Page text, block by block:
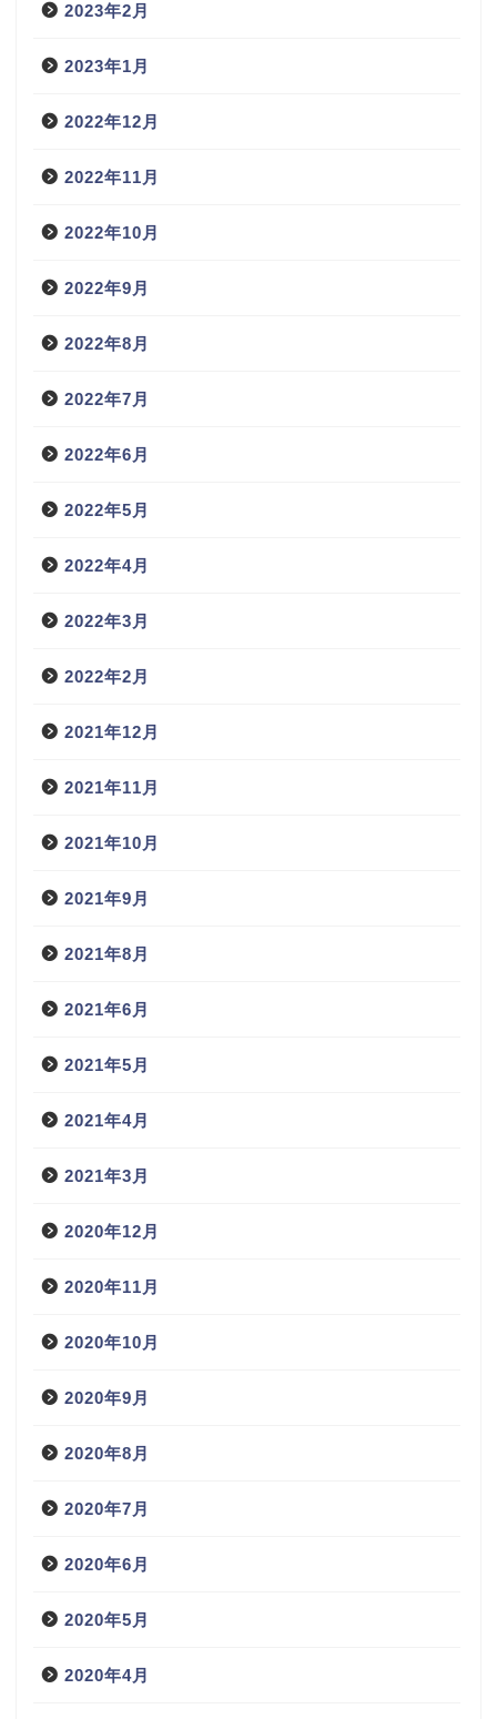
2023年2月
2023年1月
2022年12月
2022年11月
2022年10月
2022年9月
2022年8月
2022年7月
2022年6月
2022年5月
2022年4月
2022年3月
2022年2月
2021年12月
2021年11月
2021年10月
2021年9月
2021年8月
2021年6月
2021年5月
2021年4月
2021年3月
2020年12月
2020年11月
2020年10月
2020年9月
2020年8月
2020年7月
2020年6月
2020年5月
2020年4月